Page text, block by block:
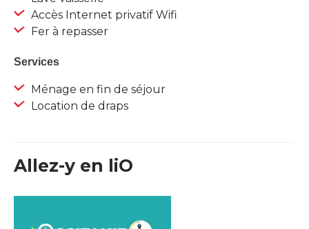
Accès Internet privatif Wifi
Fer à repasser
Services
Ménage en fin de séjour
Location de draps
Allez-y en liO